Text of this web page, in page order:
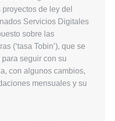
de ley del
Servicios Digitales
sobre las
(‘tasa Tobin’), que se
seguir con su
con algunos cambios,
mensuales y su